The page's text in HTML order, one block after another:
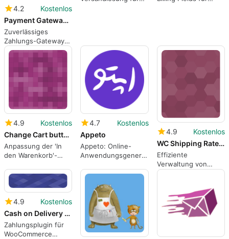
4.2
Kostenlos
Payment Gateway for PayPal Pro on WooCommerce
Zuverlässiges
Zahlungs-Gateway
für WooCommerce
4.9
Kostenlos
Change Cart button Colors WooCommerce
Anpassung der 'In
den Warenkorb'-
WooCommerce
4.7
Kostenlos
Appeto
Appeto: Online-
Anwendungsgenerator
4.9
Kostenlos
WC Shipping Rates Importer
Effiziente
Verwaltung von
Versandkosten in
4.9
Kostenlos
Cash on Delivery of Russian Post or EMS For WooCommerce
Zahlungsplugin für
WooCommerce